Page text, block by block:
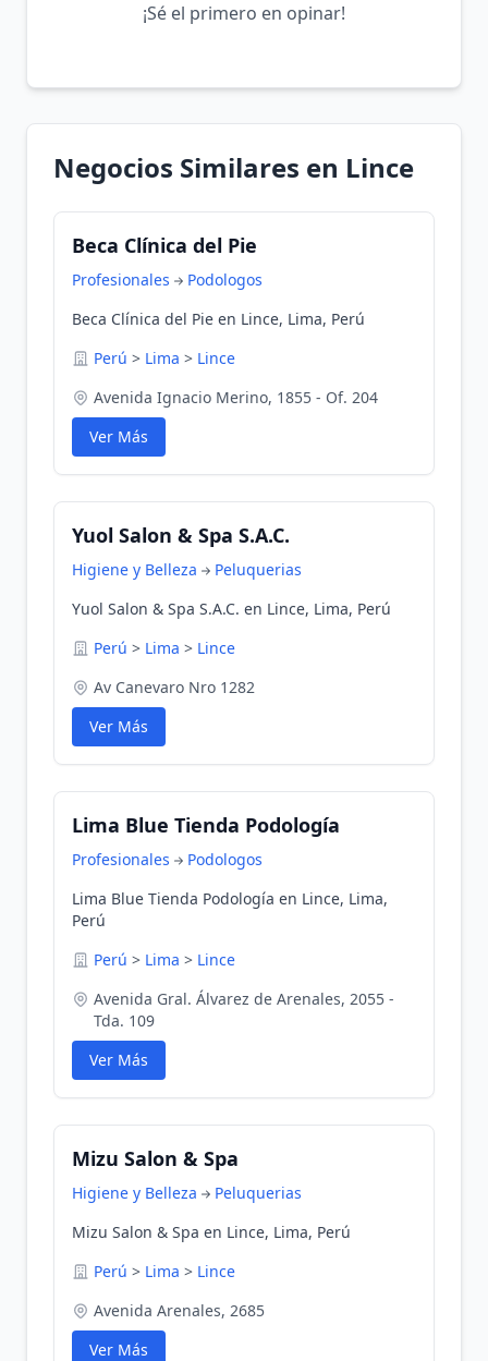
¡Sé el primero en opinar!
Negocios Similares en Lince
Beca Clínica del Pie
Profesionales
Podologos
Beca Clínica del Pie en Lince, Lima, Perú
Perú > Lima > Lince
Avenida Ignacio Merino, 1855 - Of. 204
Ver Más
Yuol Salon & Spa S.A.C.
Higiene y Belleza
Peluquerias
Yuol Salon & Spa S.A.C. en Lince, Lima, Perú
Perú > Lima > Lince
Av Canevaro Nro 1282
Ver Más
Lima Blue Tienda Podología
Profesionales
Podologos
Lima Blue Tienda Podología en Lince, Lima,
Perú
Perú > Lima > Lince
Avenida Gral. Álvarez de Arenales, 2055 -
Tda. 109
Ver Más
Mizu Salon & Spa
Higiene y Belleza
Peluquerias
Mizu Salon & Spa en Lince, Lima, Perú
Perú > Lima > Lince
Avenida Arenales, 2685
Ver Más